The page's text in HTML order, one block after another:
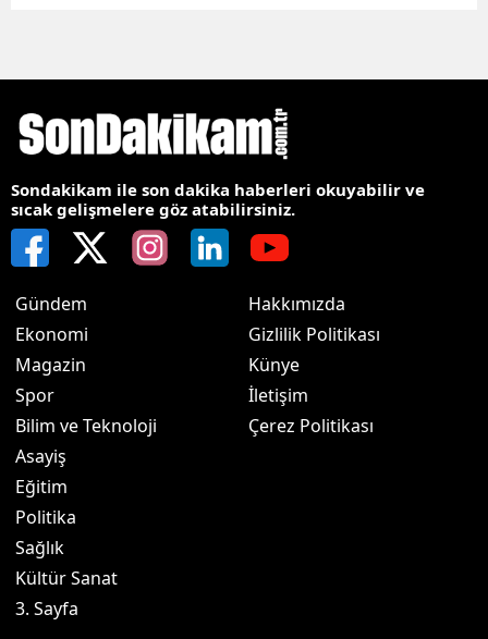
Sondakikam ile son dakika haberleri okuyabilir ve
sıcak gelişmelere göz atabilirsiniz.
Gündem
Ekonomi
Magazin
Spor
Bilim ve Teknoloji
Asayiş
Eğitim
Politika
Sağlık
Kültür Sanat
3. Sayfa
Hakkımızda
Gizlilik Politikası
Künye
İletişim
Çerez Politikası